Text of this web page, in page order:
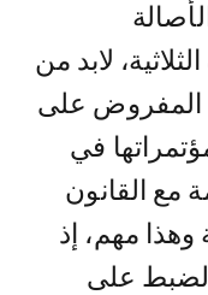
لابد من
المفروض على
في
مع القانون
وهذا مهم، إذ
على